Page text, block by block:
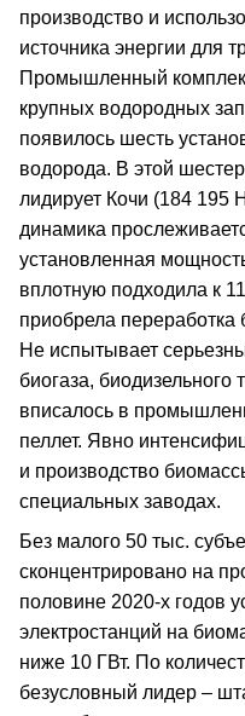
производство и
источника энергии для
Промышленный
крупных водородных
появилось шесть
водорода. В этой
лидирует Кочи (184 195
динамика
установленная
вплотную подходила к
приобрела
Не испытывает
биогаза,
вписалось в
пеллет. Явно
и производство
специальных заводах.
Без малого 50 тыс.
сконцентрировано на
половине 2020-х годов
электростанций на
ниже 10 ГВт. По
безусловный лидер –